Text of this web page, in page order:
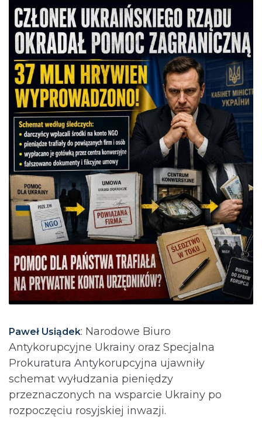
Paweł Usiądek: Narodowe Biuro
Antykorupcyjne Ukrainy oraz Specjalna
Prokuratura Antykorupcyjna ujawniły
schemat wyłudzania pieniędzy
przeznaczonych na wsparcie Ukrainy po
rozpoczęciu rosyjskiej inwazji.